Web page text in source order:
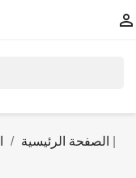

الصفحة الرئيسية